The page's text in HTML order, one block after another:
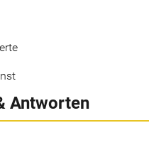
Antworten